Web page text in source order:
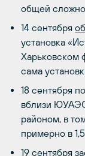
общей
14 сентября
установка
Харьковском
сама
18 сентября
вблизи
районом, в
примерно в
19 сентября